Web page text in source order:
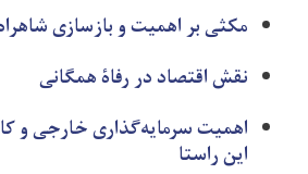
مکثی بر اهمیت و بازسازی
نقش اقتصاد در رفاۀ همگانی
اهمیت سرمایه‌گذاری خارجی و
این راستا